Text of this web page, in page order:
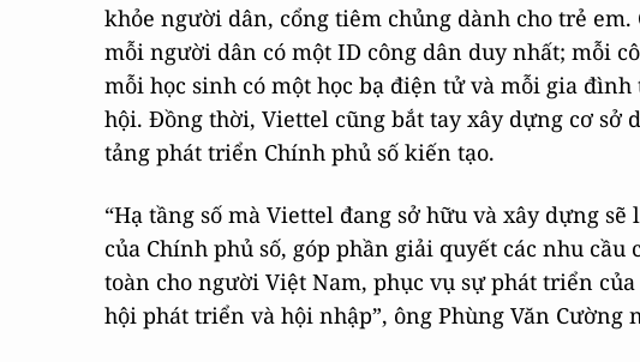
khỏe người dân, cổng tiêm chủng dành cho trẻ
mỗi người dân có một ID công dân duy nhất; mỗi
mỗi học sinh có một học bạ điện tử và mỗi gia
hội. Đồng thời, Viettel cũng bắt tay xây dựng cơ sở
tảng phát triển Chính phủ số kiến tạo.
“Hạ tầng số mà Viettel đang sở hữu và xây dựng
của Chính phủ số, góp phần giải quyết các nhu
toàn cho người Việt Nam, phục vụ sự phát triển
hội phát triển và hội nhập”, ông Phùng Văn Cường